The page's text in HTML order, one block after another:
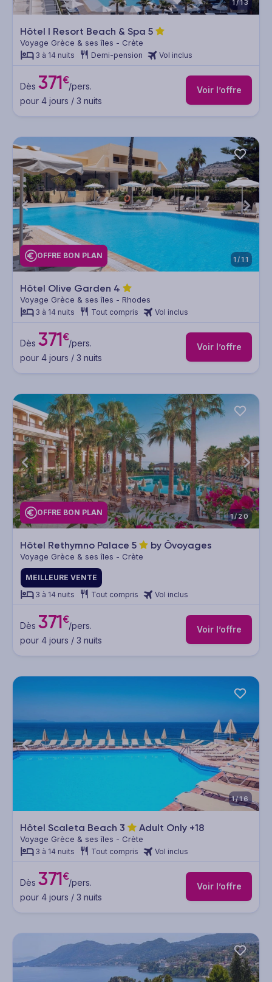
1/13
Hôtel I Resort Beach & Spa 5
Voyage Grèce & ses îles - Crète
3 à 14 nuits Demi-pension Vol inclus
Dès 371€/pers.
pour 4 jours / 3 nuits
Voir l’offre
OFFRE BON PLAN 1/11
Hôtel Olive Garden 4
Voyage Grèce & ses îles - Rhodes
3 à 14 nuits Tout compris Vol inclus
Dès 371€/pers.
pour 4 jours / 3 nuits
Voir l’offre
OFFRE BON PLAN 1/20
Hôtel Rethymno Palace 5 by Ôvoyages
Voyage Grèce & ses îles - Crète
MEILLEURE VENTE
3 à 14 nuits
Tout compris Vol inclus
Dès 371€/pers.
pour 4 jours / 3 nuits
Voir l’offre
1/16
Hôtel Scaleta Beach 3 Adult Only +18
Voyage Grèce & ses îles - Crète
3 à 14 nuits Tout compris Vol inclus
Dès 371€/pers.
pour 4 jours / 3 nuits
Voir l’offre